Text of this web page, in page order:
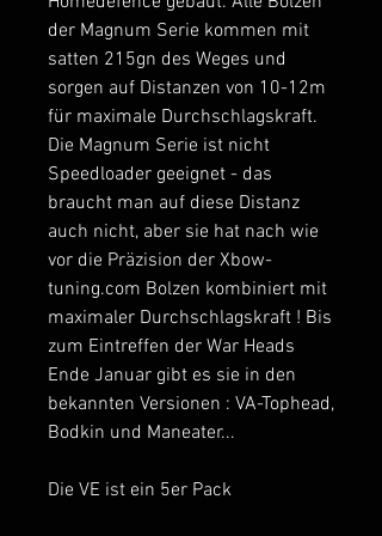
der Magnum Serie kommen mit
satten 215gn des Weges und
sorgen auf Distanzen von 10-12m
für maximale Durchschlagskraft.
Die Magnum Serie ist nicht
Speedloader geeignet - das
braucht man auf diese Distanz
auch nicht, aber sie hat nach wie
vor die Präzision der Xbow-
tuning.com Bolzen kombiniert mit
maximaler Durchschlagskraft ! Bis
zum Eintreffen der War Heads
Ende Januar gibt es sie in den
bekannten Versionen : VA-Tophead,
Bodkin und Maneater...
Die VE ist ein 5er Pack